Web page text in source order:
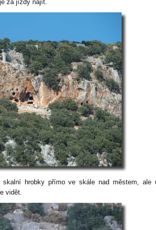
za jízdy najít.
skalní hrobky přímo ve skále nad městem, ale
vidět.